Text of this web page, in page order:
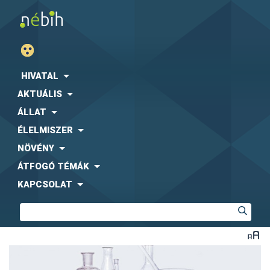
HIVATAL
AKTUÁLIS
ÁLLAT
ÉLELMISZER
NÖVÉNY
ÁTFOGÓ TÉMÁK
KAPCSOLAT